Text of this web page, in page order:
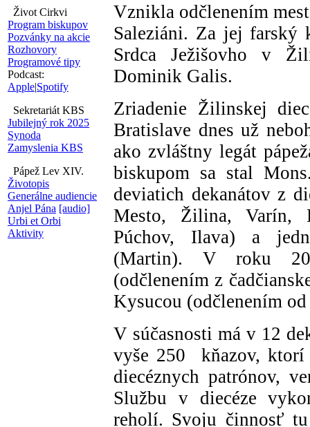
Život Cirkvi
Program biskupov
Pozvánky na akcie
Rozhovory
Programové tipy
Podcast:
Apple|Spotify
Sekretariát KBS
Jubilejný rok 2025
Synoda
Zamyslenia KBS
Pápež Lev XIV.
Životopis
Generálne audiencie
Anjel Pána [audio]
Urbi et Orbi
Aktivity
Vznikla odčlenením
Saleziáni. Za jej farský
Srdca Ježišovho v
Dominik Galis.
Zriadenie Žilinskej
Bratislave dnes už
ako zvláštny legát
biskupom sa stal
deviatich dekanátov z
Mesto, Žilina, Varín,
Púchov, Ilava) a
(Martin). V roku
(odčlenením z
Kysucou (odčlenením
V súčasnosti má v 12
vyše 250 kňazov, ktorí
diecéznych patrónov,
Službu v diecéze
reholí. Svoju činnosť